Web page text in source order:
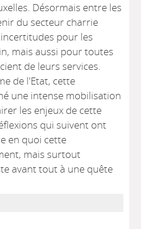
Désormais entre les
du secteur charrie
pour les
mais aussi pour toutes
de leurs services.
de l'Etat, cette
une intense mobilisation
les enjeux de cette
qui suivent ont
en quoi cette
mais surtout
avant tout à une quête